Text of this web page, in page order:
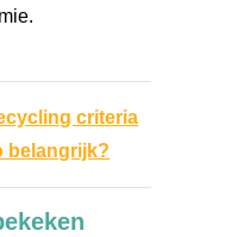
criteria
belangrijk?